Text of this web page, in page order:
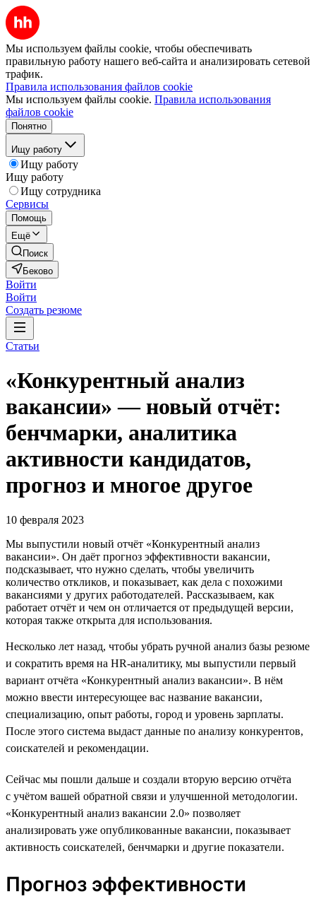
Мы используем файлы cookie, чтобы обеспечивать
правильную работу нашего веб-сайта и анализировать сетевой
трафик.
Правила использования файлов cookie
Мы используем файлы cookie. Правила использования
файлов cookie
Понятно
Ищу работу
Ищу работу
Ищу работу
Ищу сотрудника
Сервисы
Помощь
Ещё
Поиск
Беково
Войти
Войти
Создать резюме
Статьи
«Конкурентный анализ
вакансии» — новый отчёт:
бенчмарки, аналитика
активности кандидатов,
прогноз и многое другое
10 февраля 2023
Мы выпустили новый отчёт «Конкурентный анализ
вакансии». Он даёт прогноз эффективности вакансии,
подсказывает, что нужно сделать, чтобы увеличить
количество откликов, и показывает, как дела с похожими
вакансиями у других работодателей. Рассказываем, как
работает отчёт и чем он отличается от предыдущей версии,
которая также открыта для использования.
Несколько лет назад, чтобы убрать ручной анализ базы резюме
и сократить время на HR-аналитику, мы выпустили первый
вариант отчёта «Конкурентный анализ вакансии». В нём
можно ввести интересующее вас название вакансии,
специализацию, опыт работы, город и уровень зарплаты.
После этого система выдаст данные по анализу конкурентов,
соискателей и рекомендации.
Сейчас мы пошли дальше и создали вторую версию отчёта
с учётом вашей обратной связи и улучшенной методологии.
«Конкурентный анализ вакансии 2.0» позволяет
анализировать уже опубликованные вакансии, показывает
активность соискателей, бенчмарки и другие показатели.
Прогноз эффективности